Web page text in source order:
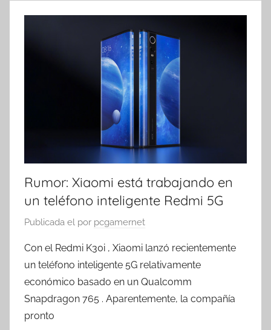
Rumor: Xiaomi está trabajando en
un teléfono inteligente Redmi 5G
Publicada el por pcgamernet
Con el Redmi K30i , Xiaomi lanzó recientemente
un teléfono inteligente 5G relativamente
económico basado en un Qualcomm
Snapdragon 765 . Aparentemente, la compañía
pronto